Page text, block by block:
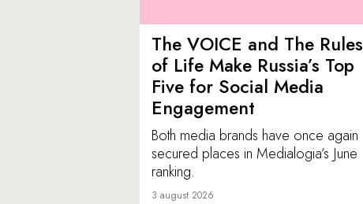
The VOICE and The Rules
of Life Make Russia’s Top
Five for Social Media
Engagement
Both media brands have once again
secured places in Medialogia’s June
ranking.
3 august 2026